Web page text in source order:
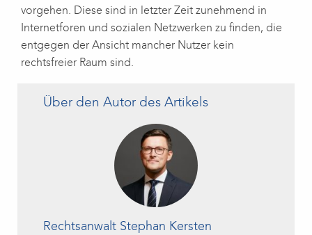
vorgehen. Diese sind in letzter Zeit zunehmend in
Internetforen und sozialen Netzwerken zu finden, die
entgegen der Ansicht mancher Nutzer kein
rechtsfreier Raum sind.
Über den Autor des Artikels
Rechtsanwalt Stephan Kersten